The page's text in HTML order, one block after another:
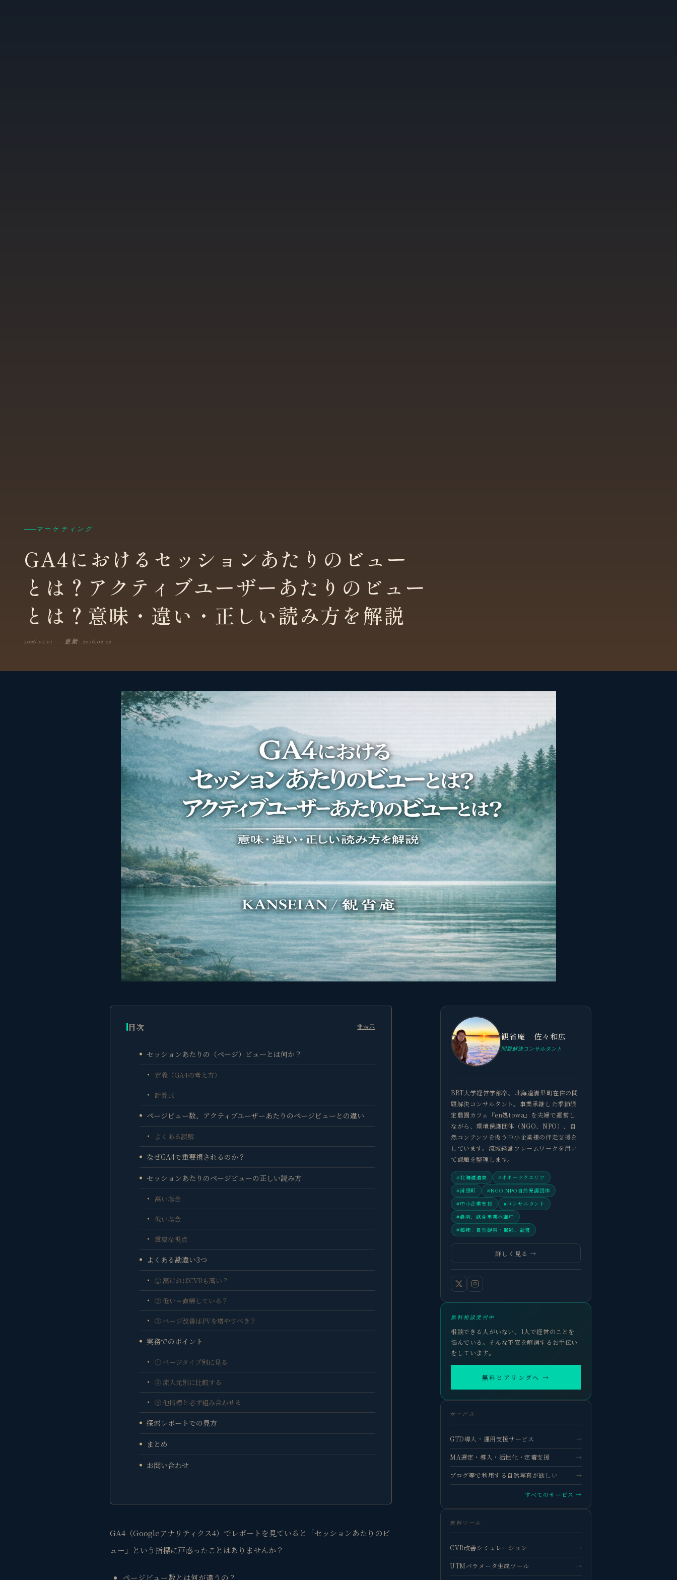
マーケティング
GA4におけるセッションあたりのビュー
とは？アクティブユーザーあたりのビュー
とは？意味・違い・正しい読み方を解説
2026.02.01 · 更新: 2026.02.02
目次 非表示
セッションあたりの（ページ）ビューとは何か？
定義（GA4の考え方）
計算式
ページビュー数、アクティブユーザーあたりのページビューとの違い
よくある誤解
なぜGA4で重要視されるのか？
セッションあたりのページビューの正しい読み方
高い場合
低い場合
重要な視点
よくある勘違い3つ
① 高ければCVRも高い？
② 低い＝直帰している？
③ ページ改善はPVを増やすべき？
実務でのポイント
① ページタイプ別に見る
② 流入元別に比較する
③ 他指標と必ず組み合わせる
探索レポートでの見方
まとめ
お問い合わせ
GA4（Googleアナリティクス4）でレポートを見ていると「セッションあたりのビ
ュー」という指標に戸惑ったことはありませんか？
ページビュー数とは何が違うの？
観省庵 佐々和広
問題解決コンサルタント
BBT大学経営学部卒。北海道清里町在住の問
題解決コンサルタント。事業承継した季節限
定農園カフェ『en処towa』を夫婦で運営し
ながら、環境保護団体（NGO、NPO）、自
然コンテンツを扱う中小企業様の伴走支援を
しています。流域経営フレームワークを用い
て課題を整理します。
#北海道道東
#オホーツクエリア
#清里町
#NGO.NPO自然保護団体
#中小企業支援
#コンサルタント
#農園、飲食事業承継中
#趣味：自然観察・撮影、読書
詳しく見る →
無料相談受付中
相談できる人がいない、1人で経営のことを
悩んでいる。そんな不安を解消するお手伝い
をしています。
無料ヒアリングへ →
サービス
GTD導入・運用支援サービス →
MA選定・導入・活性化・定着支援 →
ブログ等で利用する自然写真が欲しい →
すべてのサービス →
無料ツール
CVR改善シミュレーション →
UTMパラメータ生成ツール →